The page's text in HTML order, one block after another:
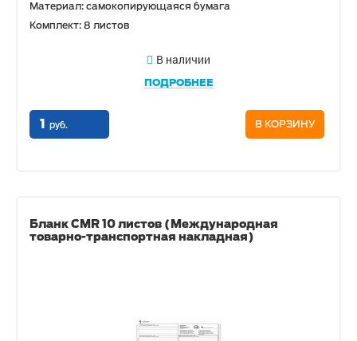
Материал: самокопирующаяся бумага
Комплект: 8 листов
В наличии
ПОДРОБНЕЕ
1 руб. В КОРЗИНУ
Бланк CMR 10 листов (Международная
товарно-транспортная накладная)